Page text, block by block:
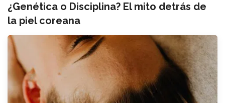
¿Genética o Disciplina? El mito detrás de
la piel coreana